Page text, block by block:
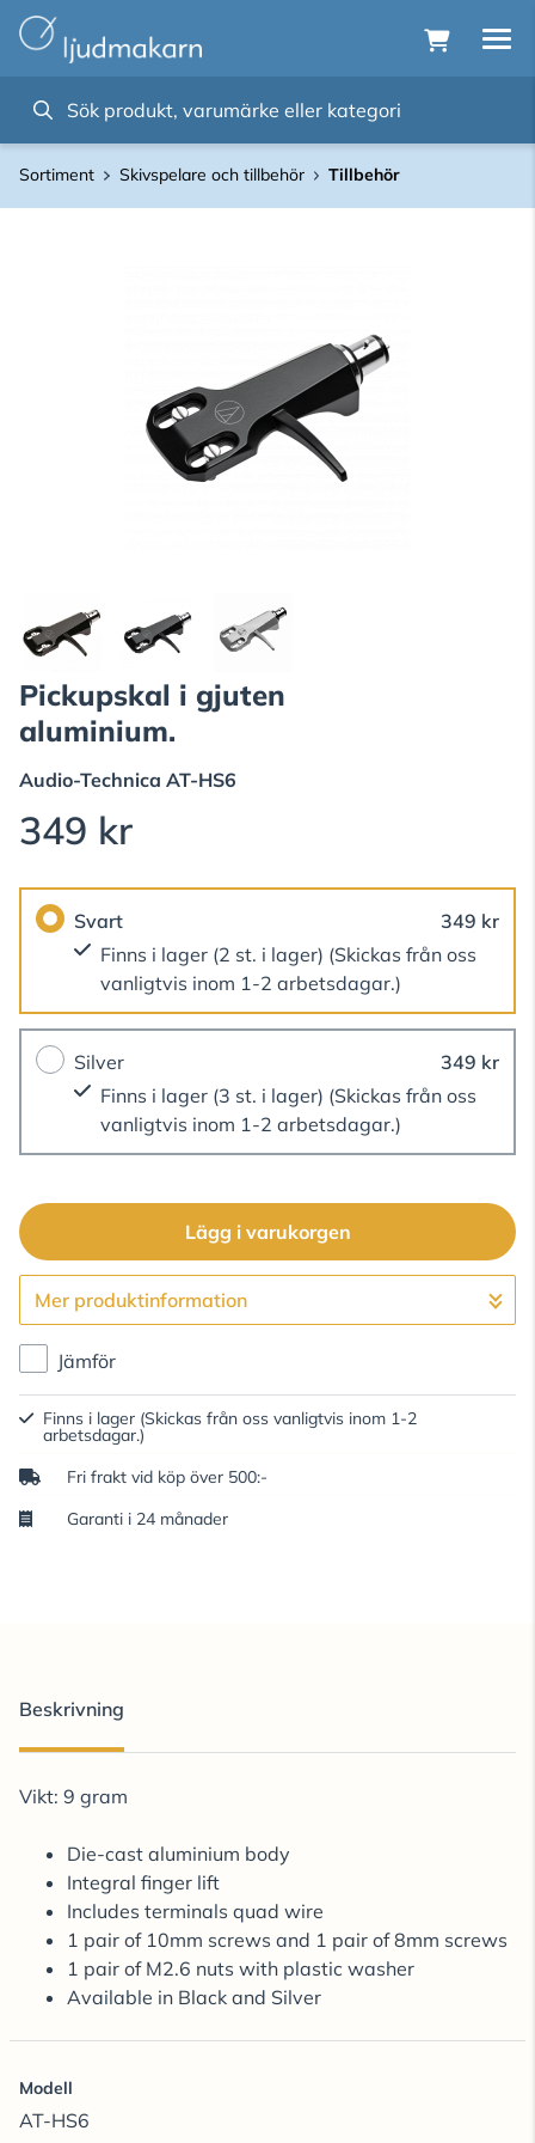
Sortiment Skivspelare och tillbehör Tillbehör
Pickupskal i gjuten
aluminium.
Audio-Technica AT-HS6
349 kr
Svart
349 kr
Finns i lager (2 st. i lager) (Skickas från oss
vanligtvis inom 1-2 arbetsdagar.)
Silver
349 kr
Finns i lager (3 st. i lager) (Skickas från oss
vanligtvis inom 1-2 arbetsdagar.)
Lägg i varukorgen
Gå till kassan
Mer produktinformation
Jämför
Finns i lager (Skickas från oss vanligtvis inom 1-2
arbetsdagar.)
Fri frakt vid köp över 500:-
Garanti i 24 månader
Beskrivning
Vikt: 9 gram
Die-cast aluminium body
Integral finger lift
Includes terminals quad wire
1 pair of 10mm screws and 1 pair of 8mm screws
1 pair of M2.6 nuts with plastic washer
Available in Black and Silver
Modell
AT-HS6